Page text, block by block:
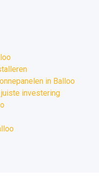
in Balloo
investering